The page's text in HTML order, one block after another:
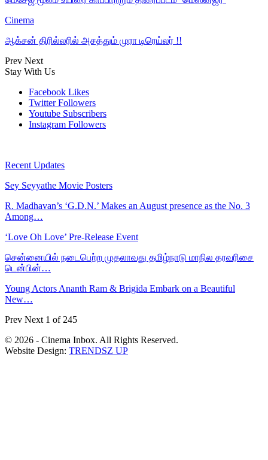
Cinema
ஆக்சன் திரில்லரில் அசத்தும் முரா டிரெய்லர் !!
Prev Next
Stay With Us
Facebook Likes
Twitter Followers
Youtube Subscribers
Instagram Followers
Recent Updates
Sey Seyyathe Movie Posters
R. Madhavan’s ‘G.D.N.’ Makes an August presence as the No. 3
Among…
‘Love Oh Love’ Pre-Release Event
சென்னையில் நடைபெற்ற முதலாவது தமிழ்நாடு மாநில தரவரிசை
டென்பின்…
Young Actors Ananth Ram & Brigida Embark on a Beautiful
New…
Prev Next 1 of 245
© 2026 - Cinema Inbox. All Rights Reserved.
Website Design: TRENDSZ UP